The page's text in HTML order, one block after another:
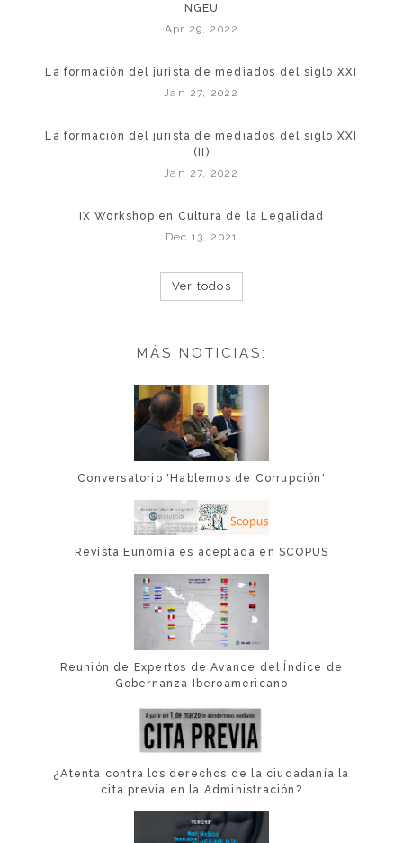
NGEU
Apr 29, 2022
La formación del jurista de mediados del siglo XXI
Jan 27, 2022
La formación del jurista de mediados del siglo XXI
(II)
Jan 27, 2022
IX Workshop en Cultura de la Legalidad
Dec 13, 2021
Ver todos
MÁS NOTICIAS:
Conversatorio 'Hablemos de Corrupción'
Revista Eunomía es aceptada en SCOPUS
Reunión de Expertos de Avance del Índice de
Gobernanza Iberoamericano
¿Atenta contra los derechos de la ciudadanía la
cita previa en la Administración?